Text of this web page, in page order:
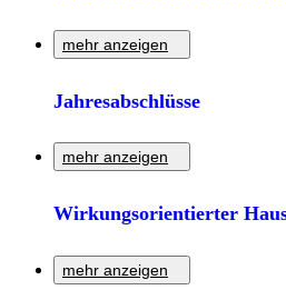
mehr anzeigen
Informationen zur Möglichkeit,
in interaktiver Form abzurufen.
Jahresabschlüsse
mehr anzeigen
Informationen zu den
Zur Detailseite
Wirkungsorientierter
mehr anzeigen